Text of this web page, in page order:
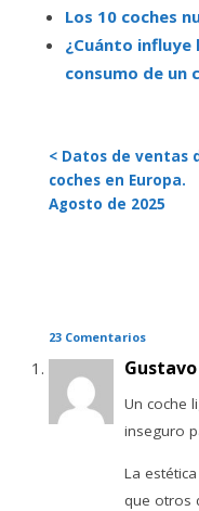
Los 10 coches
¿Cuánto influye
consumo de un
< Datos de ventas
coches en Europa.
Agosto de 2025
23 Comentarios
Gustavo
Un coche
inseguro
La
que otros